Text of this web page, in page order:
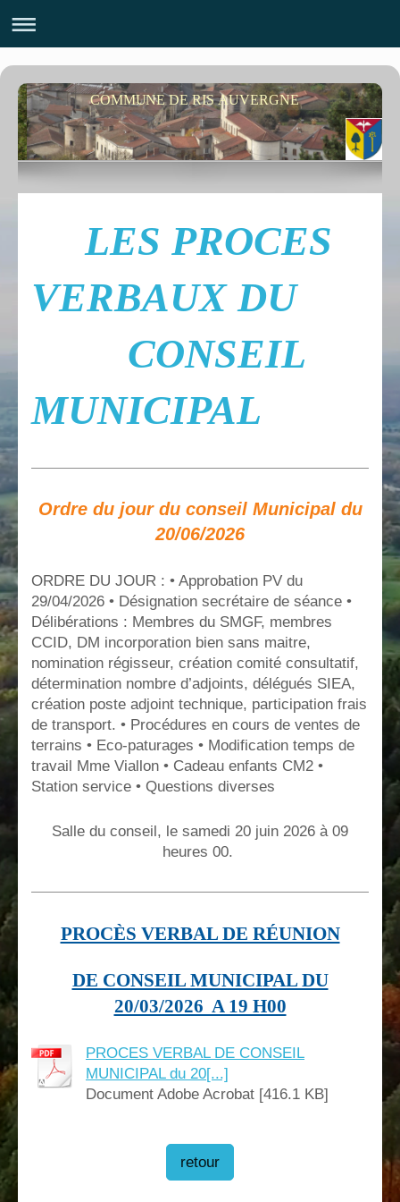
COMMUNE DE RIS AUVERGNE
LES PROCES
VERBAUX DU
CONSEIL
MUNICIPAL
Ordre du jour du conseil Municipal du
20/06/2026
ORDRE DU JOUR : • Approbation PV du
29/04/2026 • Désignation secrétaire de séance •
Délibérations : Membres du SMGF, membres
CCID, DM incorporation bien sans maitre,
nomination régisseur, création comité consultatif,
détermination nombre d’adjoints, délégués SIEA,
création poste adjoint technique, participation frais
de transport. • Procédures en cours de ventes de
terrains • Eco-paturages • Modification temps de
travail Mme Viallon • Cadeau enfants CM2 •
Station service • Questions diverses
Salle du conseil, le samedi 20 juin 2026 à 09
heures 00.
PROCÈS VERBAL DE RÉUNION
DE CONSEIL MUNICIPAL DU
20/03/2026 A 19 H00
PROCES VERBAL DE CONSEIL
MUNICIPAL du 20[...]
Document Adobe Acrobat [416.1 KB]
retour